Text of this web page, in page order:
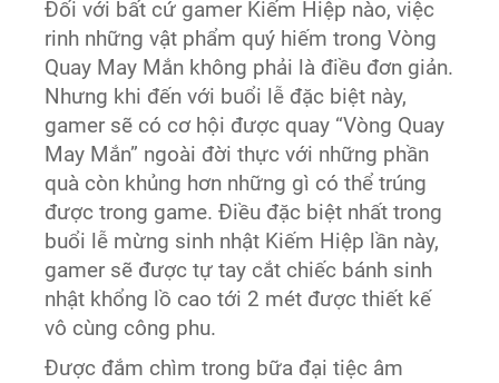
Đối với bất cứ gamer Kiếm Hiệp nào, việc
rinh những vật phẩm quý hiếm trong Vòng
Quay May Mắn không phải là điều đơn giản.
Nhưng khi đến với buổi lễ đặc biệt này,
gamer sẽ có cơ hội được quay “Vòng Quay
May Mắn” ngoài đời thực với những phần
quà còn khủng hơn những gì có thể trúng
được trong game. Điều đặc biệt nhất trong
buổi lễ mừng sinh nhật Kiếm Hiệp lần này,
gamer sẽ được tự tay cắt chiếc bánh sinh
nhật khổng lồ cao tới 2 mét được thiết kế
vô cùng công phu.
Được đắm chìm trong bữa đại tiệc âm